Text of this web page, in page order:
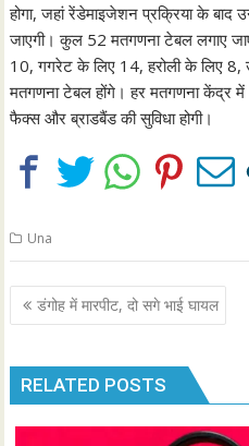
होगा, जहां रेंडेमाइजेशन प्रक्रिया के बाद
जाएगी। कुल 52 मतगणना टेबल लगाए
10, गगरेट के लिए 14, हरोली के लिए
मतगणना टेबल होंगे। हर मतगणना केंद्र
फैक्स और ब्राडबैंड की सुविधा होगी।
Una
Post
navigation
डंगोह में मारपीट, दो सगे भाई घायल
RELATED POSTS